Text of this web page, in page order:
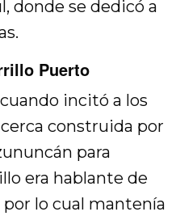
donde se dedicó a
Puerto
incitó a los
construida por
para
era hablante de
lo cual mantenía